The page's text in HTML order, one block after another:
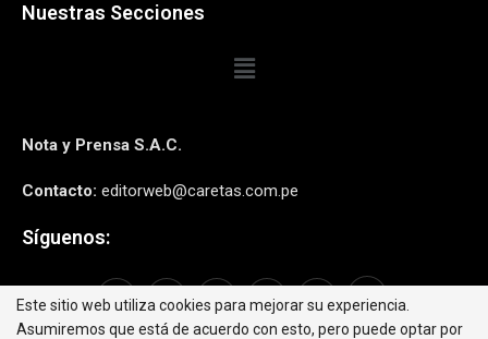
Nuestras Secciones
Nota y Prensa S.A.C.
Contacto: editorweb@caretas.com.pe
Síguenos:
Este sitio web utiliza cookies para mejorar su experiencia.
Asumiremos que está de acuerdo con esto, pero puede optar por